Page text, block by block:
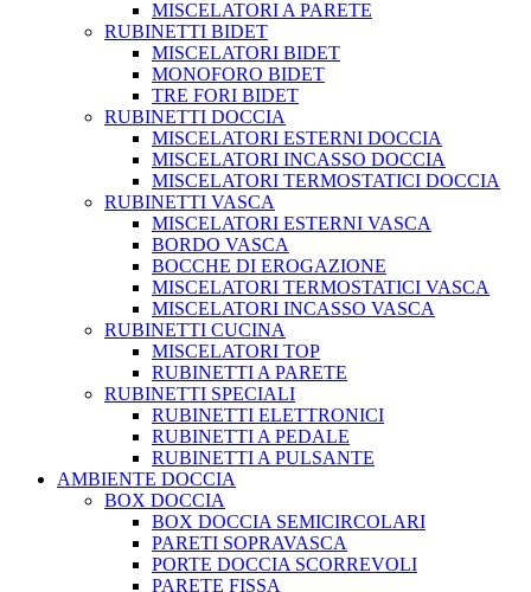
MISCELATORI A PARETE
RUBINETTI BIDET
MISCELATORI BIDET
MONOFORO BIDET
TRE FORI BIDET
RUBINETTI DOCCIA
MISCELATORI ESTERNI DOCCIA
MISCELATORI INCASSO DOCCIA
MISCELATORI TERMOSTATICI DOCCIA
RUBINETTI VASCA
MISCELATORI ESTERNI VASCA
BORDO VASCA
BOCCHE DI EROGAZIONE
MISCELATORI TERMOSTATICI VASCA
MISCELATORI INCASSO VASCA
RUBINETTI CUCINA
MISCELATORI TOP
RUBINETTI A PARETE
RUBINETTI SPECIALI
RUBINETTI ELETTRONICI
RUBINETTI A PEDALE
RUBINETTI A PULSANTE
AMBIENTE DOCCIA
BOX DOCCIA
BOX DOCCIA SEMICIRCOLARI
PARETI SOPRAVASCA
PORTE DOCCIA SCORREVOLI
PARETE FISSA